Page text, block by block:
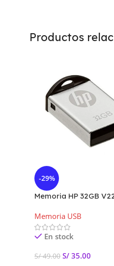
Productos
-29%
Memoria HP 32GB
Memoria USB
En stock
S/49.00 S/ 35.00